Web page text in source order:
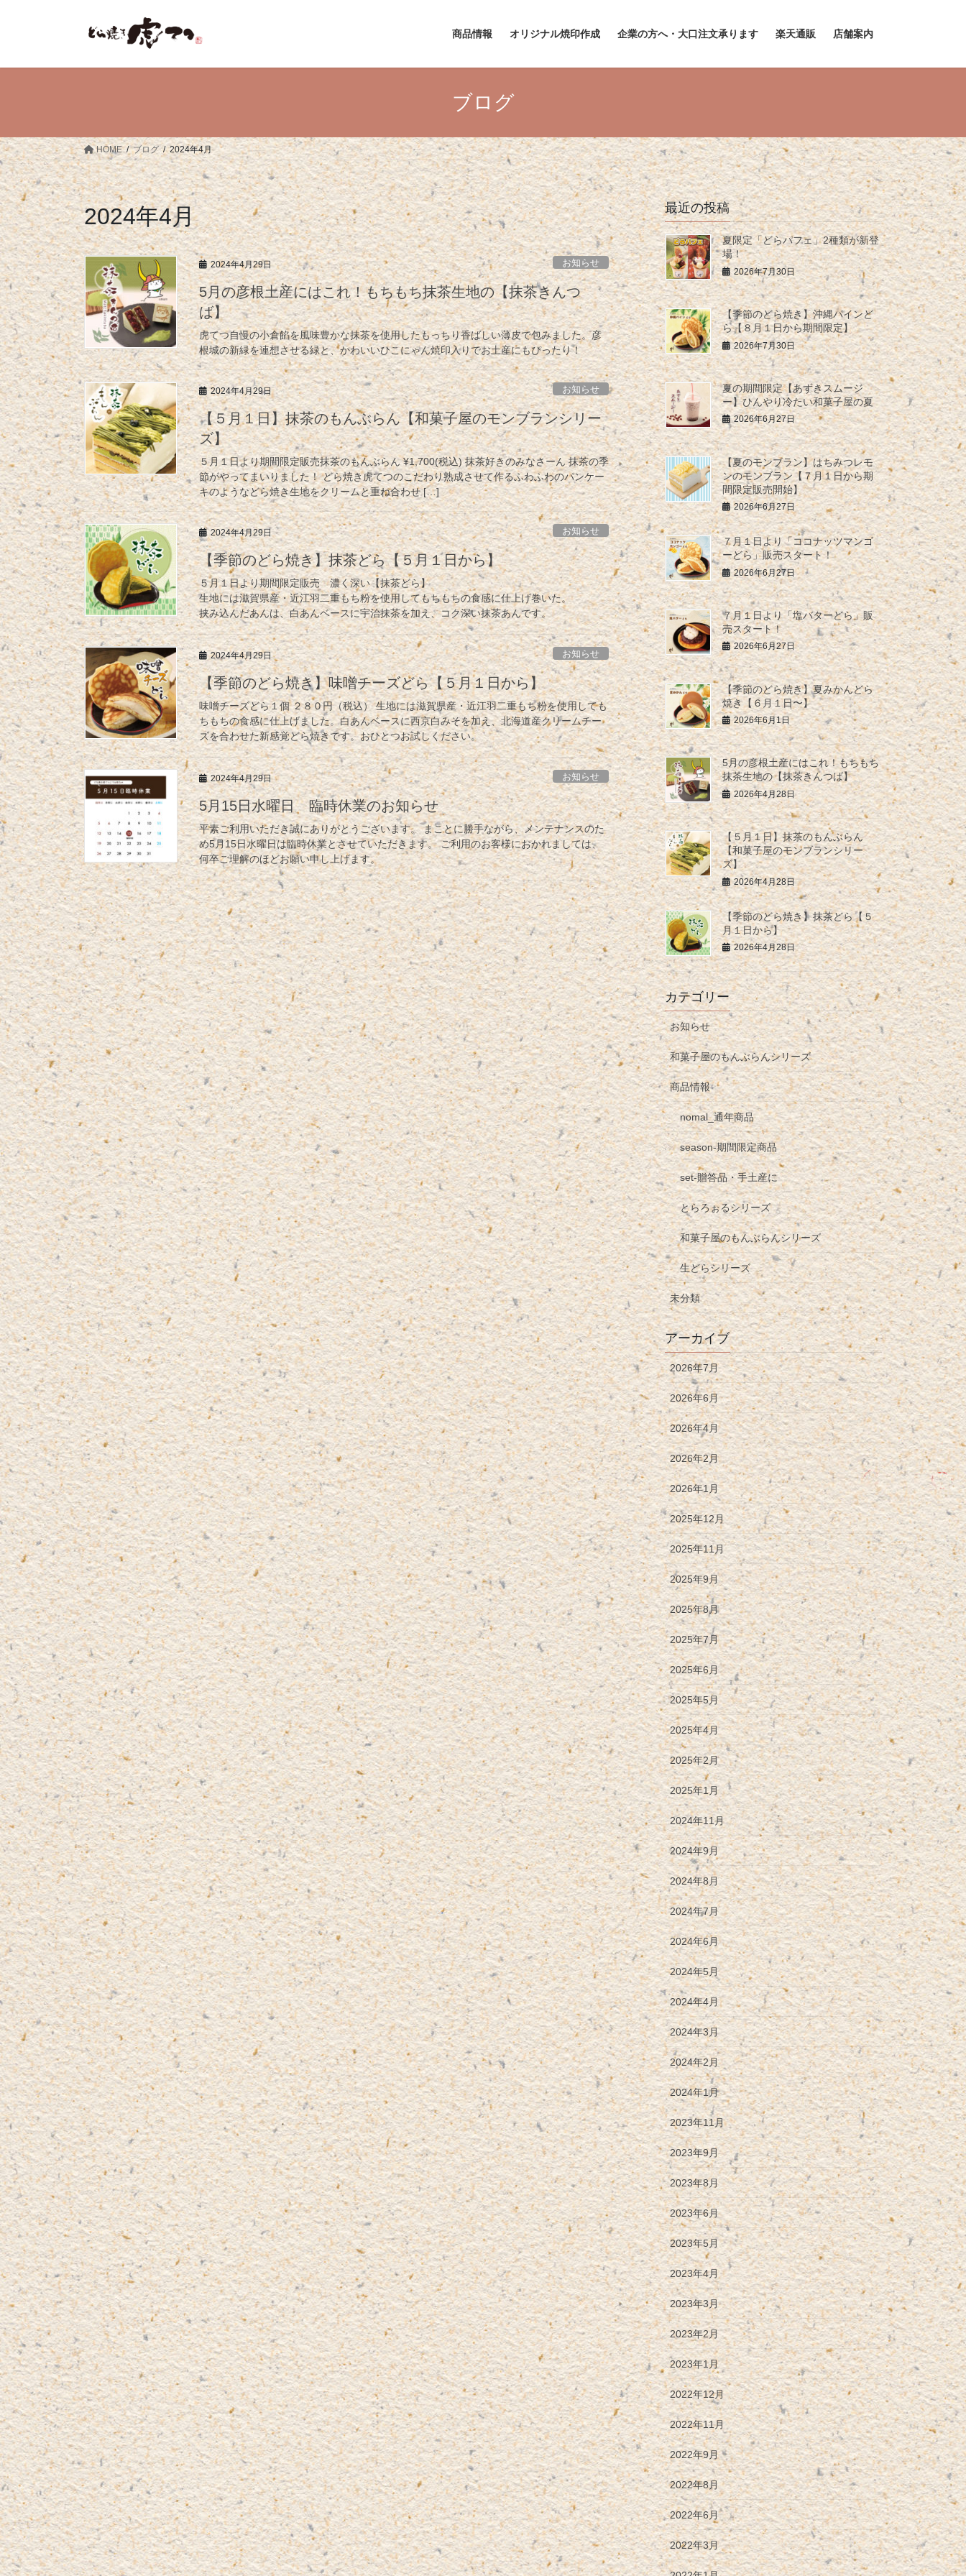
ッ
プ
移
動
商品情報 オリジナル焼印作成 企業の方へ・大口注文承ります 楽天通販 店舗案内
ブログ
HOME ブログ 2024年4月
2024年4月
2024年4月29日 お知らせ
5月の彦根土産にはこれ！もちもち抹茶生地の【抹茶きんつ
ば】
虎てつ自慢の小倉餡を風味豊かな抹茶を使用したもっちり香ばしい薄皮で包みました。彦
根城の新緑を連想させる緑と、かわいいひこにゃん焼印入りでお土産にもぴったり！
2024年4月29日 お知らせ
【５月１日】抹茶のもんぶらん【和菓子屋のモンブランシリー
ズ】
５月１日より期間限定販売抹茶のもんぶらん ¥1,700(税込) 抹茶好きのみなさーん 抹茶の季
節がやってまいりました！ どら焼き虎てつのこだわり熟成させて作るふわふわのパンケー
キのようなどら焼き生地をクリームと重ね合わせ […]
2024年4月29日 お知らせ
【季節のどら焼き】抹茶どら【５月１日から】
５月１日より期間限定販売 濃く深い【抹茶どら】
生地には滋賀県産・近江羽二重もち粉を使用してもちもちの食感に仕上げ巻いた。
挟み込んだあんは、白あんベースに宇治抹茶を加え、コク深い抹茶あんです。
2024年4月29日 お知らせ
【季節のどら焼き】味噌チーズどら【５月１日から】
味噌チーズどら１個 ２８０円（税込） 生地には滋賀県産・近江羽二重もち粉を使用しても
ちもちの食感に仕上げました。白あんベースに西京白みそを加え、北海道産クリームチー
ズを合わせた新感覚どら焼きです。おひとつお試しください。
2024年4月29日 お知らせ
5月15日水曜日 臨時休業のお知らせ
平素ご利用いただき誠にありがとうございます。 まことに勝手ながら、メンテナンスのた
め5月15日水曜日は臨時休業とさせていただきます。 ご利用のお客様におかれましては、
何卒ご理解のほどお願い申し上げます。
最近の投稿
夏限定「どらパフェ」2種類が新登
場！
2026年7月30日
【季節のどら焼き】沖縄パインど
ら【８月１日から期間限定】
2026年7月30日
夏の期間限定【あずきスムージ
ー】ひんやり冷たい和菓子屋の夏
2026年6月27日
【夏のモンブラン】はちみつレモ
ンのモンブラン【７月１日から期
間限定販売開始】
2026年6月27日
７月１日より「ココナッツマンゴ
ーどら」販売スタート！
2026年6月27日
７月１日より「塩バターどら」販
売スタート！
2026年6月27日
【季節のどら焼き】夏みかんどら
焼き【６月１日〜】
2026年6月1日
5月の彦根土産にはこれ！もちもち
抹茶生地の【抹茶きんつば】
2026年4月28日
【５月１日】抹茶のもんぶらん
【和菓子屋のモンブランシリー
ズ】
2026年4月28日
【季節のどら焼き】抹茶どら【５
月１日から】
2026年4月28日
カテゴリー
お知らせ
和菓子屋のもんぶらんシリーズ
商品情報
nomal_通年商品
season-期間限定商品
set-贈答品・手土産に
とらろぉるシリーズ
和菓子屋のもんぶらんシリーズ
生どらシリーズ
未分類
アーカイブ
2026年7月
2026年6月
2026年4月
2026年2月
2026年1月
2025年12月
2025年11月
2025年9月
2025年8月
2025年7月
2025年6月
2025年5月
2025年4月
2025年2月
2025年1月
2024年11月
2024年9月
2024年8月
2024年7月
2024年6月
2024年5月
2024年4月
2024年3月
2024年2月
2024年1月
2023年11月
2023年9月
2023年8月
2023年6月
2023年5月
2023年4月
2023年3月
2023年2月
2023年1月
2022年12月
2022年11月
2022年9月
2022年8月
2022年6月
2022年3月